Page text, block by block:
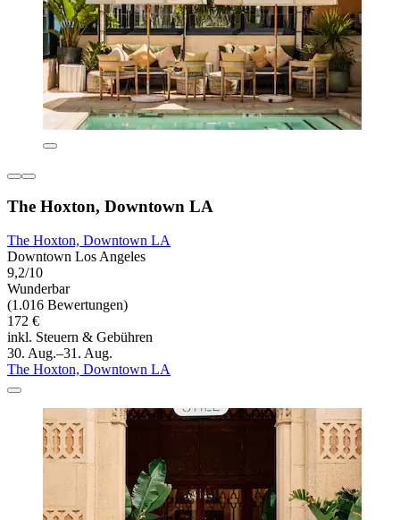
The Hoxton, Downtown LA
The Hoxton, Downtown LA
Downtown Los Angeles
9,2/10
Wunderbar
(1.016 Bewertungen)
172 €
inkl. Steuern & Gebühren
30. Aug.–31. Aug.
The Hoxton, Downtown LA